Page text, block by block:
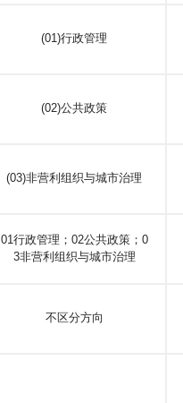
(01)行政管理
(02)公共政策
(03)非营利组织与城市治理
01行政管理；02公共政策；0
3非营利组织与城市治理
不区分方向